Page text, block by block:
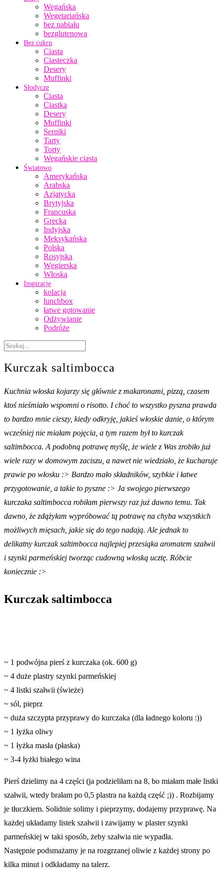
Wegańska
Wegetariańska
bez nabiału
bezglutenowa
Bez cukru
Ciasta
Ciasteczka
Desery
Muffinki
Słodycze
Ciasta
Ciastka
Desery
Muffinki
Serniki
Tarty
Torty
Wegańskie ciasta
Światowo
Amerykańska
Arabska
Azjatycka
Brytyjska
Francuska
Grecka
Indyjska
Meksykańska
Polska
Rosyjska
Węgierska
Włoska
Inspiracje
kolacja
lunchbox
łatwe gotowanie
Odżywianie
Podróże
Kurczak saltimbocca
Kuchnia włoska kojarzy się głównie z makaronami, pizzą, czasem
ktoś nieśmiało wspomni o risotto. I choć to wszystko pyszna prawda
to bardzo mnie cieszy, kiedy odkryję, jakieś włoskie danie, o którym
wcześniej nie miałam pojęcia, a tym razem był to kurczak
saltimbocca. A podobną potrawę myślę, że wiele z Was zrobiło już
wiele razy w domowym zaciszu, a nawet nie wiedziało, że kucharuje
prawie po włosku :> Bardzo mało składników, szybkie i łatwe
przygotowanie, a takie to pyszne :> Ja swojego pierwszego
kurczaka saltimbocca robiłam pierwszy raz już dawno temu. Tak
dawno, że zdążyłam wypróbować tą potrawę na chyba wszystkich
możliwych mięsach, jakie się do tego nadają. Ale jednak to
delikatny kurczak saltimbocca najlepiej przesiąka aromatem szałwii
i szynki parmeńskiej tworząc cudowną włoską ucztę. Róbcie
koniecznie :>
Kurczak saltimbocca
~ 1 podwójna pierś z kurczaka (ok. 600 g)
~ 4 duże plastry szynki parmeńskiej
~ 4 listki szałwii (świeże)
~ sól, pieprz
~ duża szczypta przyprawy do kurczaka (dla ładnego koloru :))
~ 1 łyżka oliwy
~ 1 łyżka masła (płaska)
~ 3-4 łyżki białego wina
Pierś dzielimy na 4 części (ja podzieliłam na 8, bo miałam małe listki
szałwii, wtedy brałam po 0,5 plastra na każdą część ;)) . Rozbijamy
je tłuczkiem. Solidnie solimy i pieprzymy, dodajemy przyprawę. Na
każdej układamy listek szałwii i zawijamy w plaster szynki
parmeńskiej w taki sposób, żeby szałwia nie wypadła.
Następnie podsmażamy je na rozgrzanej oliwie z każdej strony po
kilka minut i odkładamy na talerz.